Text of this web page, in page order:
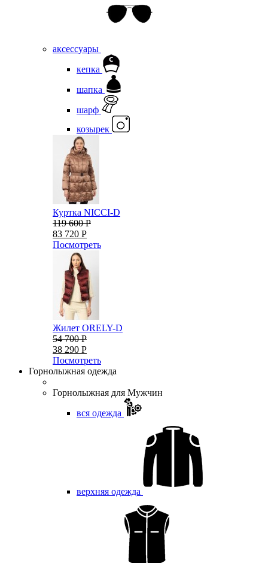
аксессуары
кепка
шапка
шарф
козырек
Куртка NICCI-D
119 600 Р
83 720 Р
Посмотреть
Жилет ORELY-D
54 700 Р
38 290 Р
Посмотреть
Горнолыжная одежда
Горнолыжная для Мужчин
вся одежда
верхняя одежда